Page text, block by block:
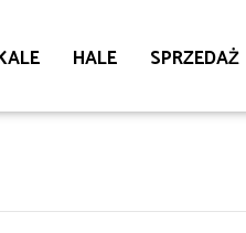
HALE SPRZEDAŻ